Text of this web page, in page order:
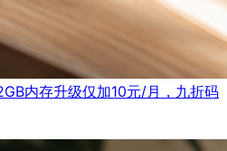
内存升级仅加10元/月，九折码